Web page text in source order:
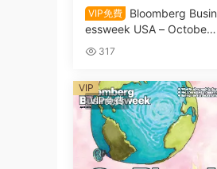
VIP免費
Bloomberg Busin
essweek USA – October
2024
317
VIP免費
VIP